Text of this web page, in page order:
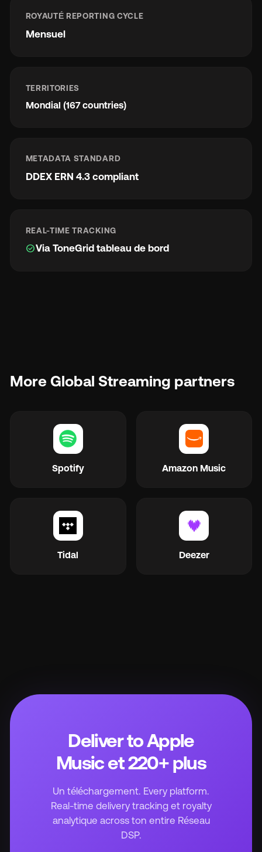
ROYAUTÉ REPORTING CYCLE
Mensuel
TERRITORIES
Mondial (167 countries)
METADATA STANDARD
DDEX ERN 4.3 compliant
REAL-TIME TRACKING
check_circleVia ToneGrid tableau de bord
More Global Streaming partners
Spotify Amazon Music
Tidal Deezer
Deliver to Apple
Music et 220+ plus
Un téléchargement. Every platform.
Real-time delivery tracking et royalty
analytique across ton entire Réseau
DSP.